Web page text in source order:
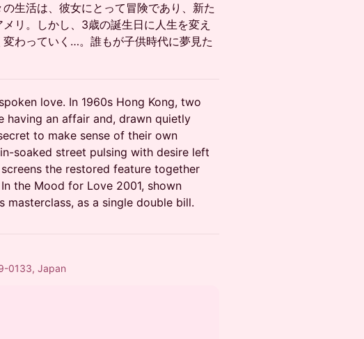
生活は、彼女にとって冒険であり、新た
リ。しかし、3歳の誕生日に人生を変え
わっていく…。誰もが子供時代に夢見た
love. In 1960s Hong Kong, two
having an affair and, drawn quietly
to make sense of their own
soaked street pulsing with desire left
the restored feature together
the Mood for Love 2001, shown
masterclass, as a single double bill.
0133, Japan